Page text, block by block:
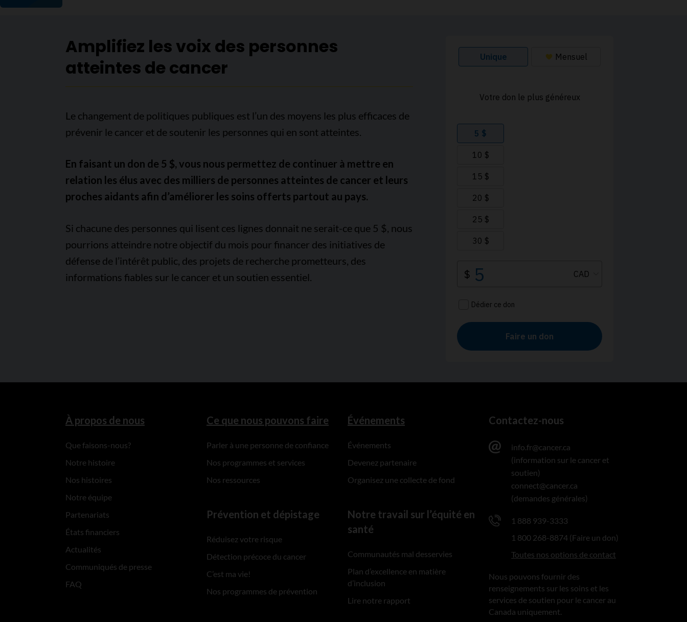
Amplifiez les voix des personnes
atteintes de cancer
Le changement de politiques publiques est l’un des moyens les plus efficaces de
prévenir le cancer et de soutenir les personnes qui en sont atteintes.
En faisant un don de 5 $, vous nous permettez de continuer à mettre en
relation les élus avec des milliers de personnes atteintes de cancer et leurs
proches aidants afin d’améliorer les soins offerts partout au pays.
Si chacune des personnes qui lisent ces lignes donnait ne serait-ce que 5 $, nous
pourrions atteindre notre objectif du mois pour financer des initiatives de
défense de l’intérêt public, des projets de recherche prometteurs, des
informations fiables sur le cancer et un soutien essentiel.
À propos de nous
Que faisons-nous?
Notre histoire
Nos histoires
Notre équipe
Partenariats
États financiers
Actualités
Communiqués de presse
FAQ
Ce que nous pouvons faire
Parler à une personne de confiance
Nos programmes et services
Nos ressources
Prévention et dépistage
Réduisez votre risque
Détection précoce du cancer
C’est ma vie!
Nos programmes de prévention
Événements
Événements
Devenez partenaire
Organisez une collecte de fond
Notre travail sur l’équité en
santé
Communautés mal desservies
Plan d’excellence en matière
d’inclusion
Lire notre rapport
Contactez-nous
info.fr@cancer.ca
(information sur le cancer et
soutien)
connect@cancer.ca
(demandes générales)
1 888 939-3333
1 800 268-8874 (Faire un don)
Toutes nos options de contact
Nous pouvons fournir des
renseignements sur les soins et les
services de soutien pour le cancer au
Canada uniquement.